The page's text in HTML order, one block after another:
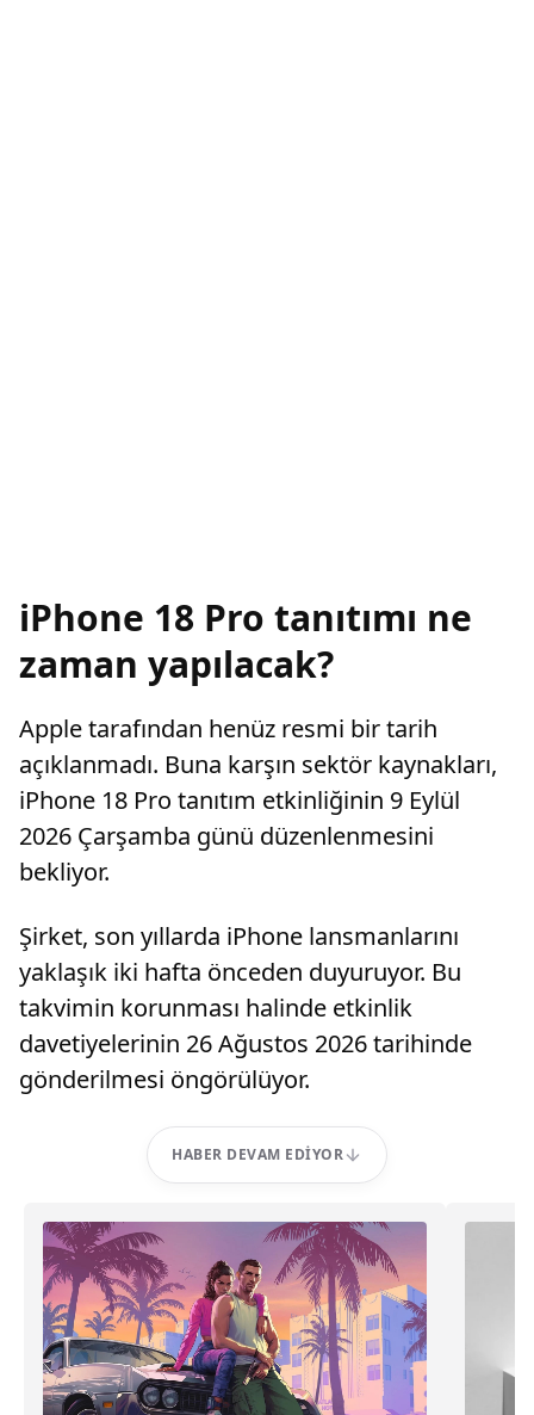
iPhone 18 Pro tanıtımı ne
zaman yapılacak?
Apple tarafından henüz resmi bir tarih
açıklanmadı. Buna karşın sektör kaynakları,
iPhone 18 Pro tanıtım etkinliğinin 9 Eylül
2026 Çarşamba günü düzenlenmesini
bekliyor.
Şirket, son yıllarda iPhone lansmanlarını
yaklaşık iki hafta önceden duyuruyor. Bu
takvimin korunması halinde etkinlik
davetiyelerinin 26 Ağustos 2026 tarihinde
gönderilmesi öngörülüyor.
HABER DEVAM EDIYOR